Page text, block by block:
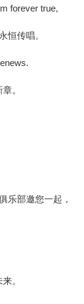
forever true,
恒传唱。
。
乐部邀您一起，
。